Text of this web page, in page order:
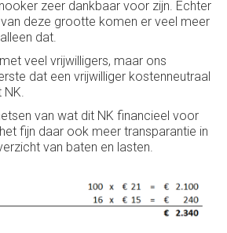
zeer dankbaar voor zijn. Echter
deze grootte komen er veel meer
dat.
veel vrijwilligers, maar ons
dat een vrijwilliger kostenneutraal
NK.
van wat dit NK financieel voor
fijn daar ook meer transparantie in
van baten en lasten.